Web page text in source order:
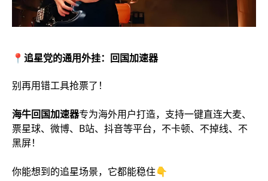
📍追星党的通用外挂：回国加速器
别再用错工具抢票了！
海牛回国加速器专为海外用户打造，支持一键直连大麦、
票星球、微博、B站、抖音等平台，不卡顿、不掉线、不
黑屏！
你能想到的追星场景，它都能稳住👇